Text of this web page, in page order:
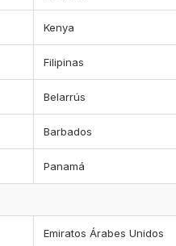
Kenya
Filipinas
Belarrús
Barbados
Panamá
Emiratos Árabes Unidos